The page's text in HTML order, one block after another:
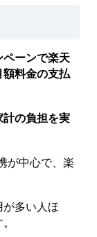
ーンで楽天
料金の支払
の負担を実
が中心で、楽
多い人ほ